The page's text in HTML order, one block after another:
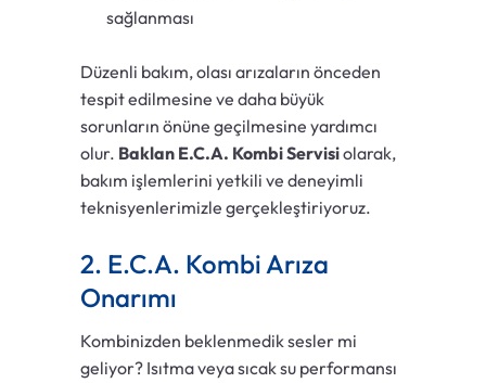
sağlanması
Düzenli bakım, olası arızaların önceden
tespit edilmesine ve daha büyük
sorunların önüne geçilmesine yardımcı
olur. Baklan E.C.A. Kombi Servisiolarak,
bakım işlemlerini yetkili ve deneyimli
teknisyenlerimizle gerçekleştiriyoruz.
2. E.C.A. Kombi Arıza
Onarımı
Kombinizden beklenmedik sesler mi
geliyor? Isıtma veya sıcak su performansı